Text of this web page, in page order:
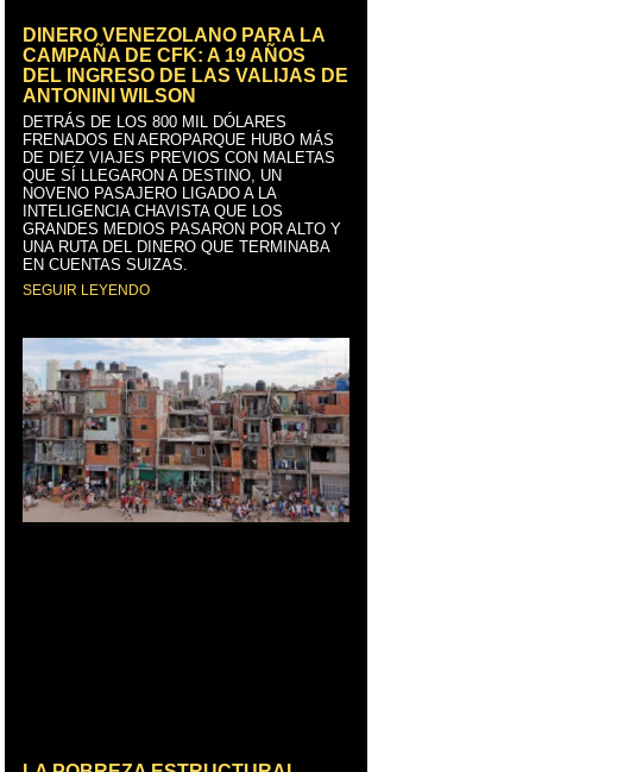
DINERO VENEZOLANO PARA LA
CAMPAÑA DE CFK: A 19 AÑOS
DEL INGRESO DE LAS VALIJAS DE
ANTONINI WILSON
DETRÁS DE LOS 800 MIL DÓLARES
FRENADOS EN AEROPARQUE HUBO MÁS
DE DIEZ VIAJES PREVIOS CON MALETAS
QUE SÍ LLEGARON A DESTINO, UN
NOVENO PASAJERO LIGADO A LA
INTELIGENCIA CHAVISTA QUE LOS
GRANDES MEDIOS PASARON POR ALTO Y
UNA RUTA DEL DINERO QUE TERMINABA
EN CUENTAS SUIZAS.
SEGUIR LEYENDO